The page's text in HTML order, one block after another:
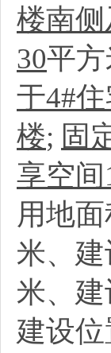
楼南侧
30平
于4#
楼; 固
享空间
用地面
米、
米、
建设位